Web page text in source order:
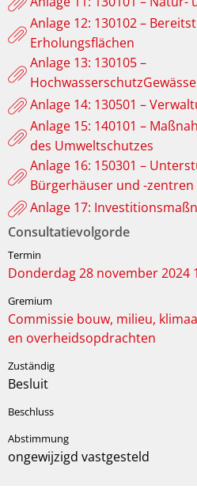
Anlage 12: 130102 –
Erholungsflächen
Anlage 13: 130105 –
Anlage 14: 130501 –
Anlage 15: 140101 –
des Umweltschutzes
Anlage 16: 150301 –
Bürgerhäuser und -zentren
Anlage 17:
Consultatievolgorde
Donderdag 28 november 2024
Commissie bouw, milieu,
en overheidsopdrachten
Besluit
ongewijzigd vastgesteld